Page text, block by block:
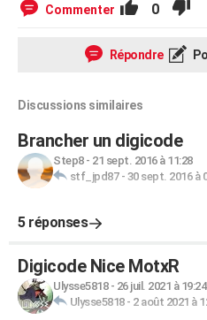
Commenter 0
Répondre
Discussions similaires
Brancher un digicode
Step8- 21 sept. 2016 à 11:28
stf_jpd87- 30 sept. 2016 à
5 réponses
Digicode Nice MotxR
Ulysse5818- 26 juil. 2021 à 19:24
Ulysse5818- 2 août 2021 à